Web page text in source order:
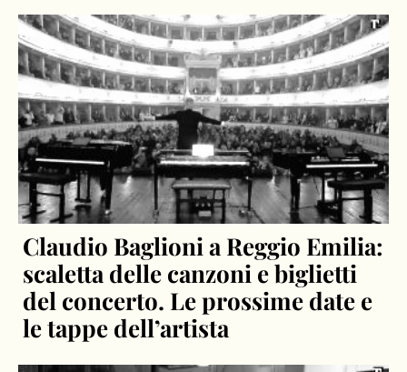
Claudio Baglioni a Reggio Emilia:
scaletta delle canzoni e biglietti
del concerto. Le prossime date e
le tappe dell’artista